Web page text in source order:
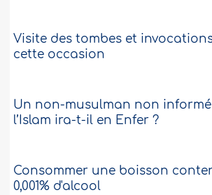
Visite des tombes et
cette occasion
Un non-musulman non
l’Islam ira-t-il en Enfer ?
Consommer une boisson
0,001% d'alcool